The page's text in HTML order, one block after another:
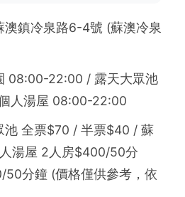
澳鎮冷泉路6-4號 (蘇澳冷泉
08:00-22:00 / 露天大眾池
人湯屋 08:00-22:00
池 全票$70 / 半票$40 / 蘇
湯屋 2人房$400/50分
分鐘 (價格僅供參考，依